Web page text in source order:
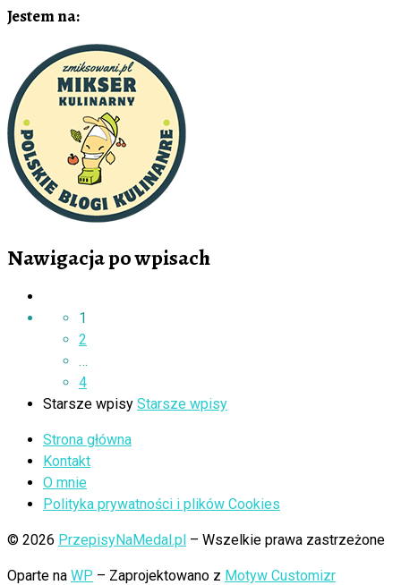
Jestem na:
Nawigacja po wpisach
1
2
…
4
Starsze wpisy Starsze wpisy
Strona główna
Kontakt
O mnie
Polityka prywatności i plików Cookies
© 2026 PrzepisyNaMedal.pl – Wszelkie prawa zastrzeżone
Oparte na WP – Zaprojektowano z Motyw Customizr